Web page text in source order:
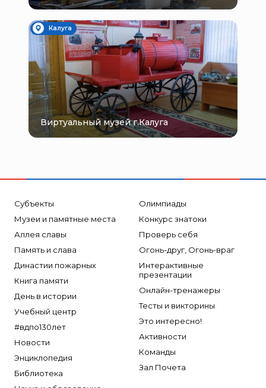
Калуга
Виртуальный музей г.Калуга
Субъекты
Музеи и памятные места
Аллея славы
Память и слава
Династии пожарных
Книга памяти
День в истории
Учебный центр
#вдпо130лет
Новости
Энциклопедия
Библиотека
Олимпиады
Конкурс знатоки
Проверь себя
Огонь-друг, Огонь-враг
Интерактивные
презентации
Онлайн-тренажеры
Тесты и викторины
Это интересно!
Активности
Команды
Зал Почета